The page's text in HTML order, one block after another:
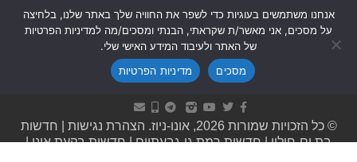
© כל הזכויות שמורות 2026, אונו-ניוז. הצהרת נגישות
חדשות
בת ים-חולון|חדשות רמת גן-גבעתיים|חדשות בקעת אונו|
אנחנו משתמשים בעוגיות כדי לשפר את החוויה שלך באתר שלנו, בלחיצה
על מסכים, אני מאשר/ת שקראתי, הבנתי ומסכים/מה למדיניות הפרטיות
של האתר ולעיבוד המידע האישי שלי.
מסכים
מדיניות הפרטיות